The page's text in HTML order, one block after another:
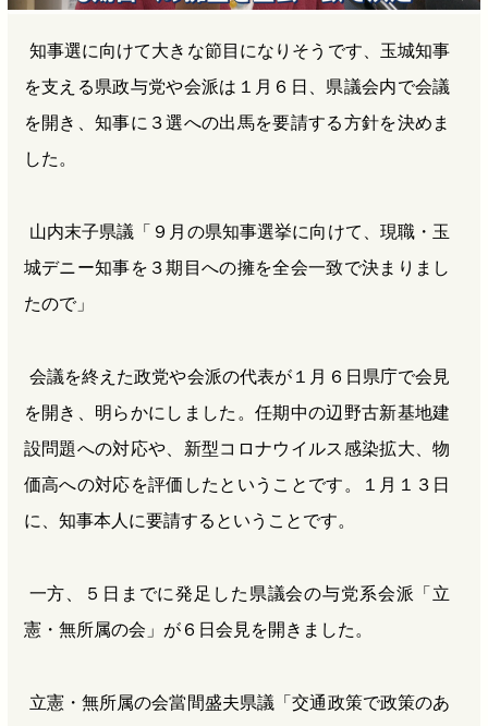
知事選に向けて大きな節目になりそうです、玉城知事
を支える県政与党や会派は１月６日、県議会内で会議
を開き、知事に３選への出馬を要請する方針を決めま
した。
山内末子県議「９月の県知事選挙に向けて、現職・玉
城デニー知事を３期目への擁を全会一致で決まりまし
たので」
会議を終えた政党や会派の代表が１月６日県庁で会見
を開き、明らかにしました。任期中の辺野古新基地建
設問題への対応や、新型コロナウイルス感染拡大、物
価高への対応を評価したということです。１月１３日
に、知事本人に要請するということです。
一方、５日までに発足した県議会の与党系会派「立
憲・無所属の会」が６日会見を開きました。
立憲・無所属の会當間盛夫県議「交通政策で政策のあ